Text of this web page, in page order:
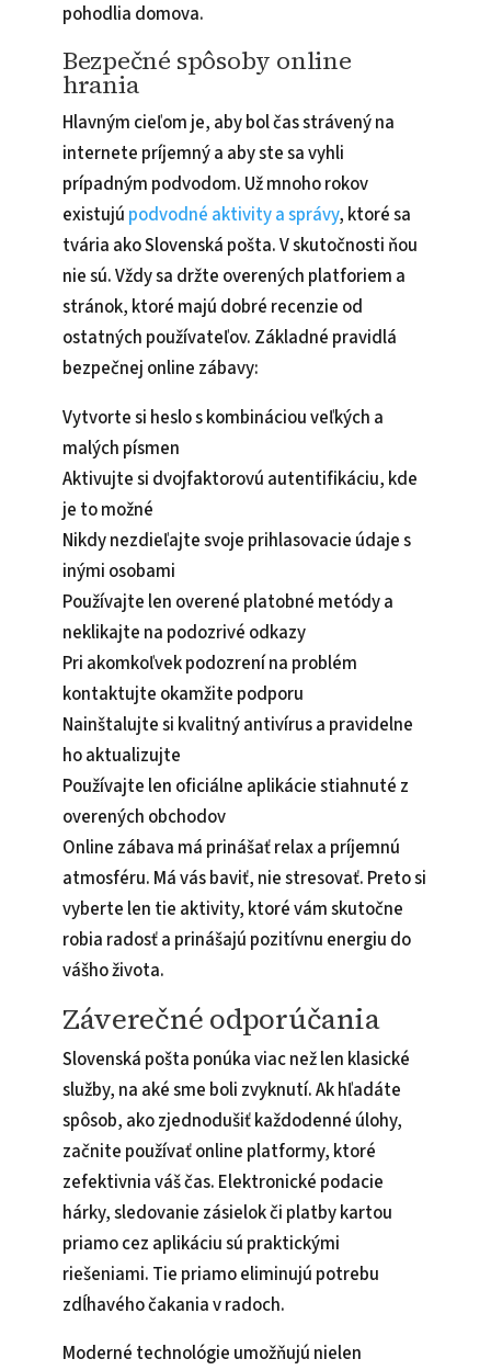
pohodlia domova.
Bezpečné spôsoby online
hrania
Hlavným cieľom je, aby bol čas strávený na
internete príjemný a aby ste sa vyhli
prípadným podvodom. Už mnoho rokov
existujú podvodné aktivity a správy, ktoré sa
tvária ako Slovenská pošta. V skutočnosti ňou
nie sú. Vždy sa držte overených platforiem a
stránok, ktoré majú dobré recenzie od
ostatných používateľov. Základné pravidlá
bezpečnej online zábavy:
Vytvorte si heslo s kombináciou veľkých a
malých písmen
Aktivujte si dvojfaktorovú autentifikáciu, kde
je to možné
Nikdy nezdieľajte svoje prihlasovacie údaje s
inými osobami
Používajte len overené platobné metódy a
neklikajte na podozrivé odkazy
Pri akomkoľvek podozrení na problém
kontaktujte okamžite podporu
Nainštalujte si kvalitný antivírus a pravidelne
ho aktualizujte
Používajte len oficiálne aplikácie stiahnuté z
overených obchodov
Online zábava má prinášať relax a príjemnú
atmosféru. Má vás baviť, nie stresovať. Preto si
vyberte len tie aktivity, ktoré vám skutočne
robia radosť a prinášajú pozitívnu energiu do
vášho života.
Záverečné odporúčania
Slovenská pošta ponúka viac než len klasické
služby, na aké sme boli zvyknutí. Ak hľadáte
spôsob, ako zjednodušiť každodenné úlohy,
začnite používať online platformy, ktoré
zefektivnia váš čas. Elektronické podacie
hárky, sledovanie zásielok či platby kartou
priamo cez aplikáciu sú praktickými
riešeniami. Tie priamo eliminujú potrebu
zdĺhavého čakania v radoch.
Moderné technológie umožňujú nielen